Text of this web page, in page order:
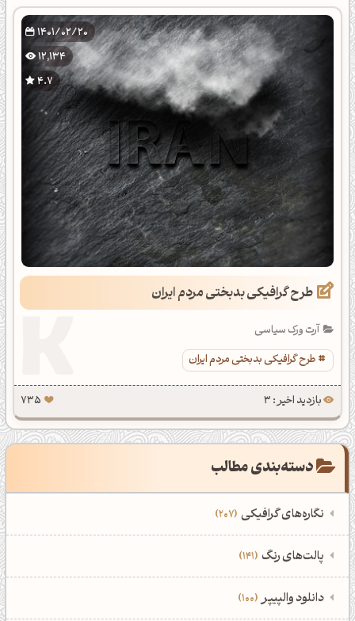
1401/02/20
12,134
4.7
طرح گرافیکی بدبختی مردم ایران
آرت ورک سیاسی
طرح گرافیکی بدبختی مردم ایران
بازدید اخیر : 3 735
دسته‌بندی مطالب
نگاره‌های گرافیکی 207
‌همه دسته‌بندی‌های نگاره‌های گرافیکی
نمایش همه نگاره‌ها
‌پالت‌های رنگ 141
‌همه دسته‌بندی‌های پالت‌های رنگ
‌دانلود والپیپر 100